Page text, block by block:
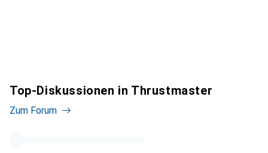
Top-Diskussionen in Thrustmaster
Zum Forum